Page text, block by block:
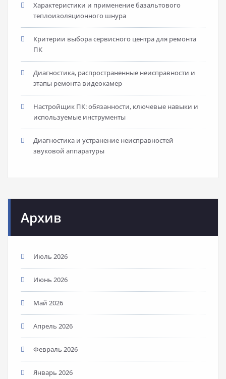
Характеристики и применение базальтового
теплоизоляционного шнура
Критерии выбора сервисного центра для ремонта
ПК
Диагностика, распространенные неисправности и
этапы ремонта видеокамер
Настройщик ПК: обязанности, ключевые навыки и
используемые инструменты
Диагностика и устранение неисправностей
звуковой аппаратуры
Архив
Июль 2026
Июнь 2026
Май 2026
Апрель 2026
Февраль 2026
Январь 2026